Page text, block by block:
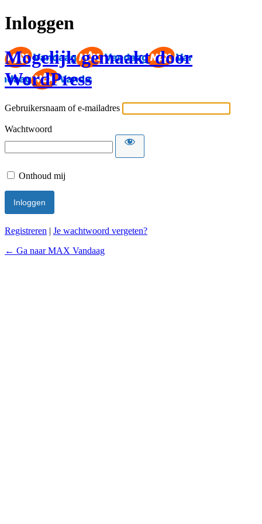
Inloggen
Mogelijk gemaakt door
WordPress
Gebruikersnaam of e-mailadres
Wachtwoord
Onthoud mij
Registreren | Je wachtwoord vergeten?
← Ga naar MAX Vandaag